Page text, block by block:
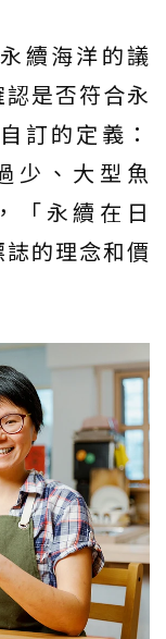
續海洋的議
是否符合永
訂的定義：
少、大型魚
「永續在日
的理念和價